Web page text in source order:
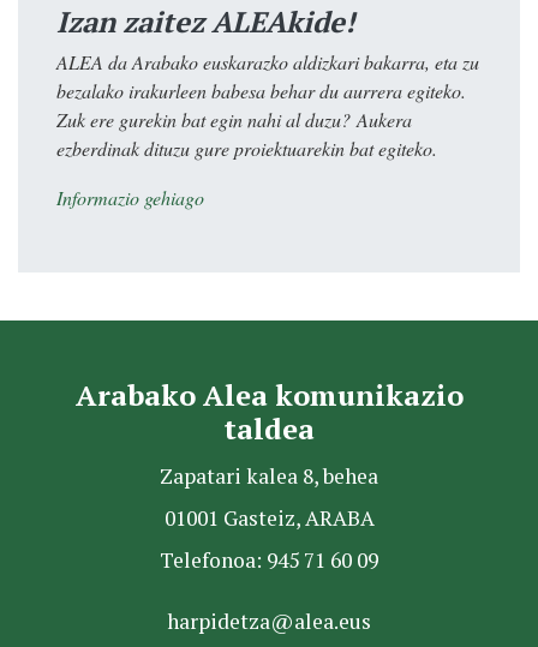
Izan zaitez ALEAkide!
ALEA da Arabako euskarazko aldizkari bakarra, eta zu
bezalako irakurleen babesa behar du aurrera egiteko.
Zuk ere gurekin bat egin nahi al duzu? Aukera
ezberdinak dituzu gure proiektuarekin bat egiteko.
Informazio gehiago
Arabako Alea komunikazio
taldea
Zapatari kalea 8, behea
01001 Gasteiz, ARABA
Telefonoa: 945 71 60 09
harpidetza@alea.eus